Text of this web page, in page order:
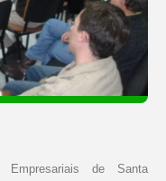
de Santa